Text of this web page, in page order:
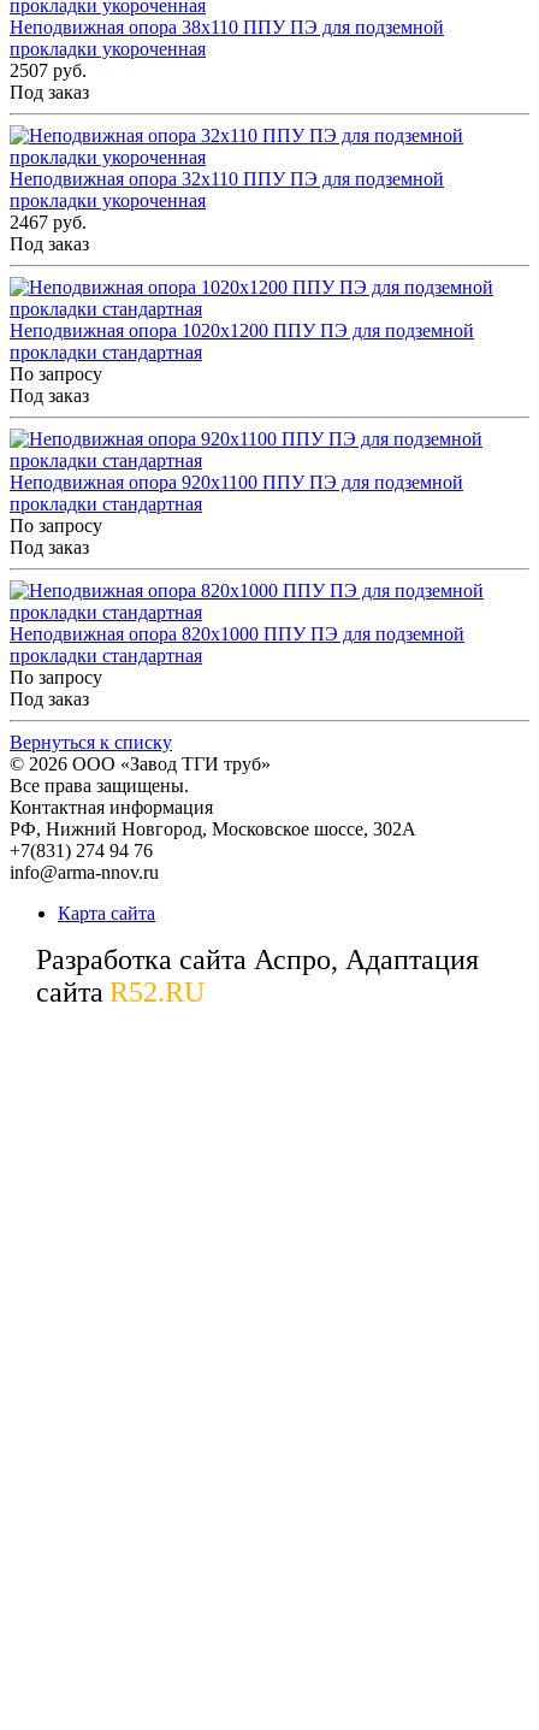
Неподвижная опора 38x110 ППУ ПЭ для подземной
прокладки укороченная
2507 руб.
Под заказ
Неподвижная опора 32x110 ППУ ПЭ для подземной
прокладки укороченная
2467 руб.
Под заказ
Неподвижная опора 1020x1200 ППУ ПЭ для подземной
прокладки стандартная
По запросу
Под заказ
Неподвижная опора 920x1100 ППУ ПЭ для подземной
прокладки стандартная
По запросу
Под заказ
Неподвижная опора 820x1000 ППУ ПЭ для подземной
прокладки стандартная
По запросу
Под заказ
Вернуться к списку
© 2026 ООО «Завод ТГИ труб»
Все права защищены.
Контактная информация
РФ, Нижний Новгород, Московское шоссе, 302А
+7(831) 274 94 76
info@arma-nnov.ru
Карта сайта
Разработка сайта Аспро, Адаптация
сайта R52.RU